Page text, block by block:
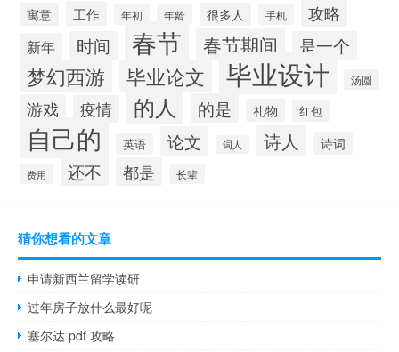
寓意 工作 年初 年龄 很多人 手机 攻略
新年 时间 春节 春节期间 是一个
梦幻西游 毕业论文 毕业设计 汤圆
游戏 疫情 的人 的是 礼物 红包
自己的 英语 论文 词人 诗人 诗词
费用 还不 都是 长辈
猜你想看的文章
申请新西兰留学读研
过年房子放什么最好呢
塞尔达 pdf 攻略